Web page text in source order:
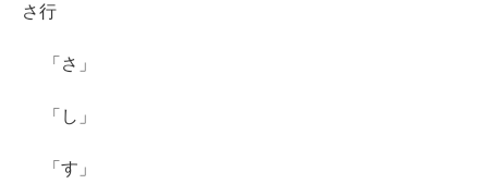
さ行
「さ」
「し」
「す」